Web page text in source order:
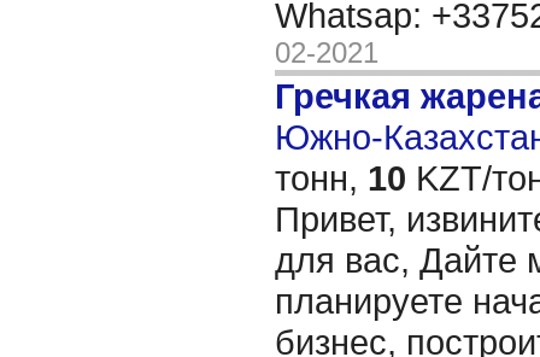
Whatsap:
02-2021
Гречкая
Южно-
тонн, 10 KZT/
Привет,
для вас, Дайте
планируете
бизнес,